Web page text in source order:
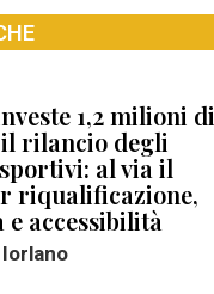
1,2 milioni di
rilancio degli
al via il
riqualificazione,
e accessibilità